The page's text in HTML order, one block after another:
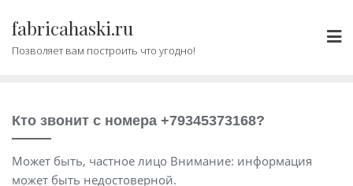
содержимому
fabricahaski.ru
Позволяет вам построить что угодно!
Кто звонит с номера +79345373168?
Может быть, частное лицо Внимание: информация
может быть недостоверной.